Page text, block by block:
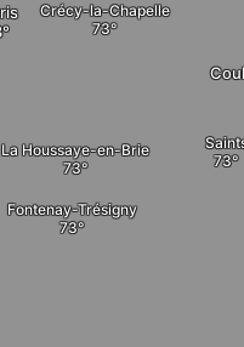
Crécy-la-Chapelle
Fontenay-Trésigny
La Houssaye-en-Brie